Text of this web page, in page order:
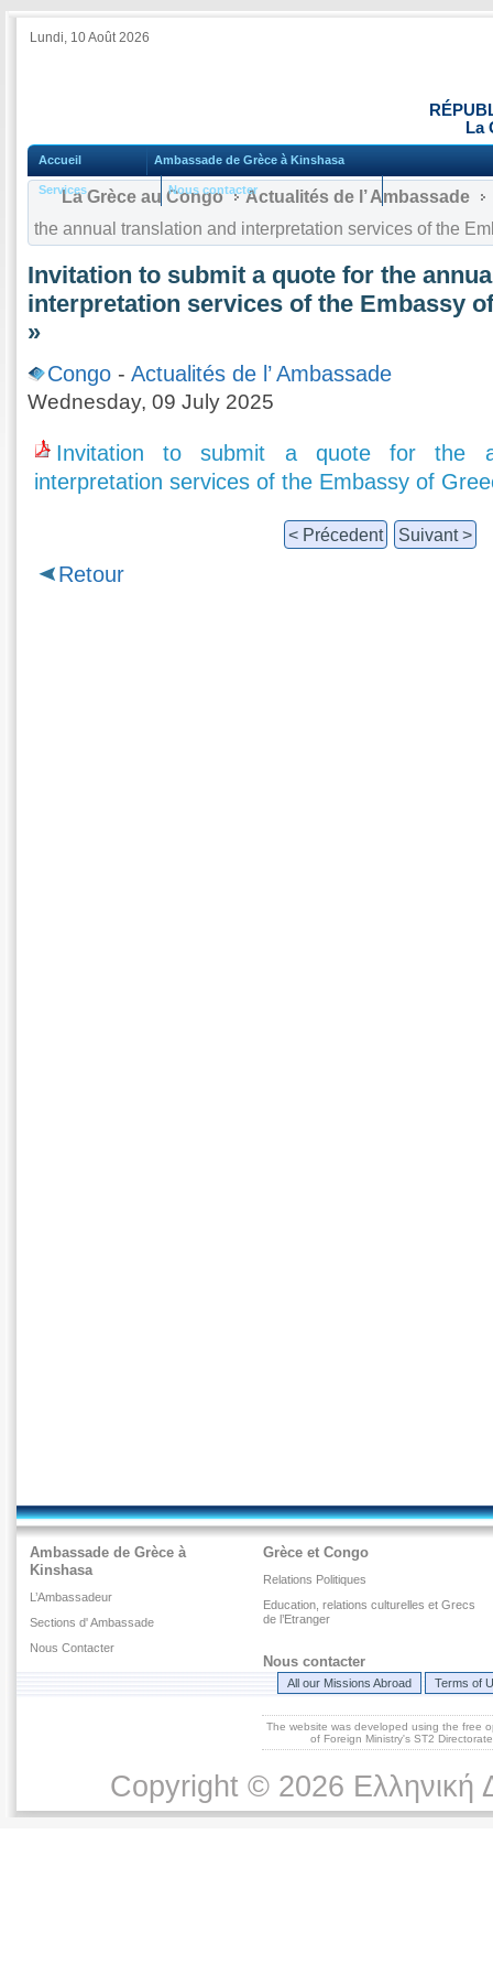
Lundi, 10 Août 2026
La
Accueil Ambassade de Grèce à Kinshasa
Services Nous contacter
La Grèce au Congo Actualités de l’ Ambassade
the annual translation and interpretation services of the
Invitation to submit a quote for the
interpretation services of the Embassy
»
Congo - Actualités de l’ Ambassade
Wednesday, 09 July 2025
Invitation to submit a quote for the
interpretation services of the Embassy of
< Précedent Suivant >
Retour
Ambassade de Grèce à
Kinshasa
L’Ambassadeur
Sections d' Ambassade
Nous Contacter
Grèce et Congo
Relations Politiques
Education, relations culturelles et Grecs
de l’Etranger
Nous contacter
All our Missions Abroad Terms of
The website was developed using the free
of Foreign Ministry's ST2
Copyright © 2026